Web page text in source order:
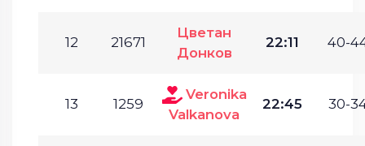
12 21671
Цветан
Донков
22:11 40-
13 1259
Veronika
Valkanova
22:45 30-